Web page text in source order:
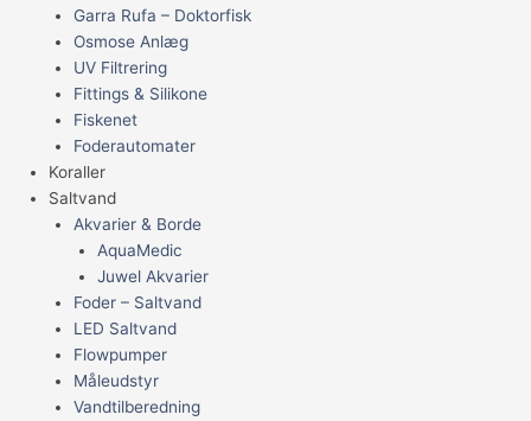
Garra Rufa – Doktorfisk
Osmose Anlæg
UV Filtrering
Fittings & Silikone
Fiskenet
Foderautomater
Koraller
Saltvand
Akvarier & Borde
AquaMedic
Juwel Akvarier
Foder – Saltvand
LED Saltvand
Flowpumper
Måleudstyr
Vandtilberedning